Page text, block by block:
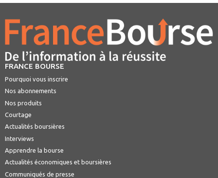
FRANCE BOURSE
Pourquoi vous inscrire
Nos abonnements
Nos produits
Courtage
Actualités boursières
Interviews
Apprendre la bourse
Actualités économiques et boursières
Communiqués de presse